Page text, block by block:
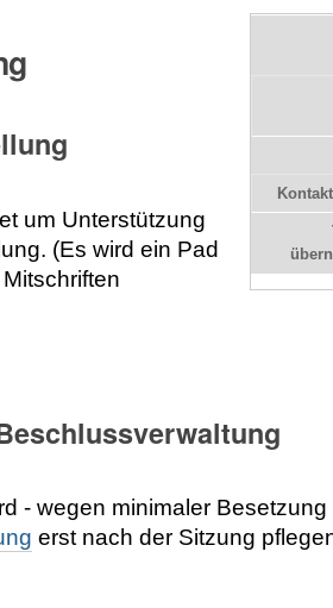
um Unterstützung
(Es wird ein Pad
- wegen minimaler
erst nach der Sitzung